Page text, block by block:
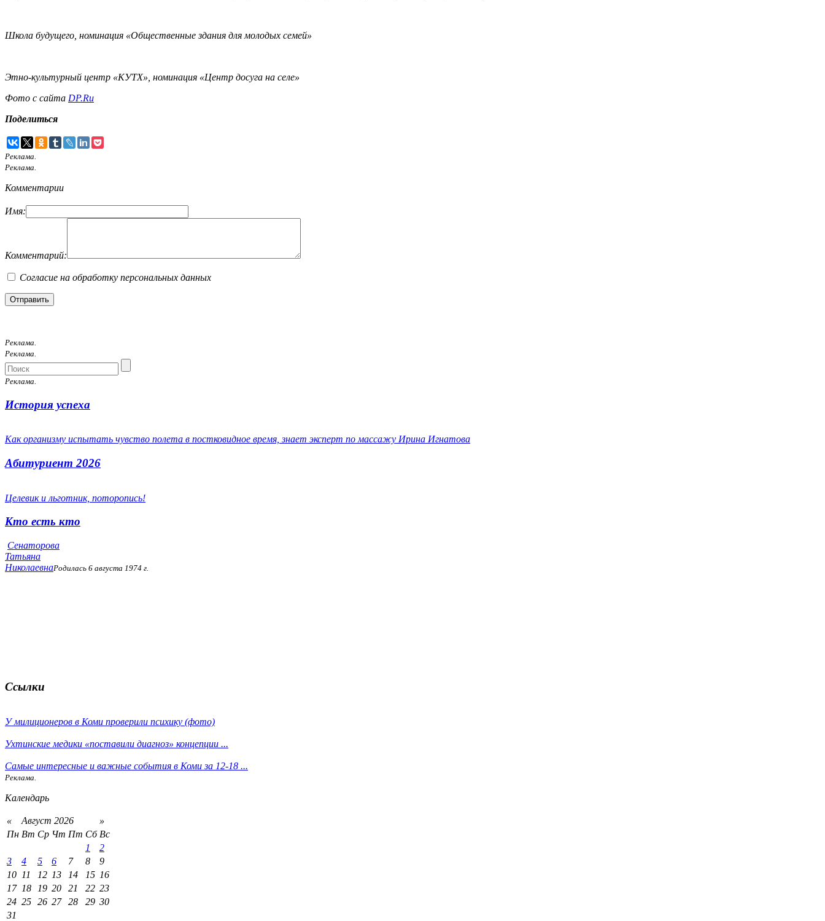
Школа будущего, номинация «Общественные здания для молодых семей»
Этно-культурный центр «КУТХ», номинация «Центр досуга на селе»
Фото с сайта DP.Ru
Поделиться
Реклама.
Реклама.
Комментарии
Имя:
Комментарий:
Согласие на обработку персональных данных
Реклама.
Реклама.
Реклама.
История успеха
Как организму испытать чувство полета в постковидное время, знает эксперт по массажу Ирина Игнатова
Абитуриент 2026
Целевик и льготник, поторопись!
Кто есть кто
Сенаторова
Татьяна
НиколаевнаРодилась 6 августа 1974 г.
Ссылки
У милиционеров в Коми проверили психику (фото)
Ухтинские медики «поставили диагноз» концепции ...
Самые интересные и важные события в Коми за 12-18 ...
Реклама.
Календарь
« Август 2026
»
Пн Вт Ср Чт Пт Сб Вс
1
2
3
4 5 6 7 8
9
10 11 12 13 14 15 16
17 18 19 20 21 22 23
24 25 26 27 28 29 30
31